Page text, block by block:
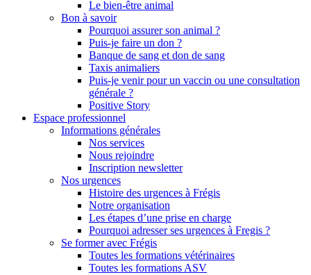
Le bien-être animal
Bon à savoir
Pourquoi assurer son animal ?
Puis-je faire un don ?
Banque de sang et don de sang
Taxis animaliers
Puis-je venir pour un vaccin ou une consultation
générale ?
Positive Story
Espace professionnel
Informations générales
Nos services
Nous rejoindre
Inscription newsletter
Nos urgences
Histoire des urgences à Frégis
Notre organisation
Les étapes d’une prise en charge
Pourquoi adresser ses urgences à Fregis ?
Se former avec Frégis
Toutes les formations vétérinaires
Toutes les formations ASV